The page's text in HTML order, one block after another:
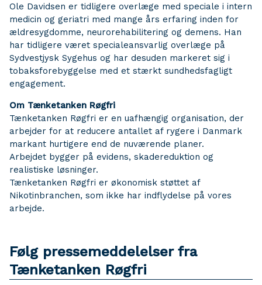
Ole Davidsen er tidligere overlæge med speciale i intern
medicin og geriatri med mange års erfaring inden for
ældresygdomme, neurorehabilitering og demens. Han
har tidligere været specialeansvarlig overlæge på
Sydvestjysk Sygehus og har desuden markeret sig i
tobaksforebyggelse med et stærkt sundhedsfagligt
engagement.
Om Tænketanken Røgfri
Tænketanken Røgfri er en uafhængig organisation, der
arbejder for at reducere antallet af rygere i Danmark
markant hurtigere end de nuværende planer.
Arbejdet bygger på evidens, skadereduktion og
realistiske løsninger.
Tænketanken Røgfri er økonomisk støttet af
Nikotinbranchen, som ikke har indflydelse på vores
arbejde.
Følg pressemeddelelser fra
Tænketanken Røgfri